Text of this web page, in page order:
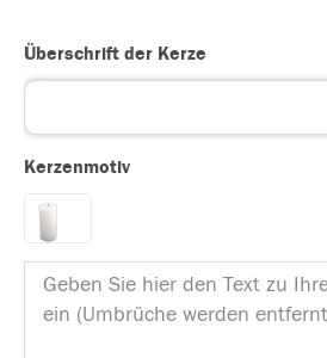
Überschrift der Kerze
Kerzenmotiv